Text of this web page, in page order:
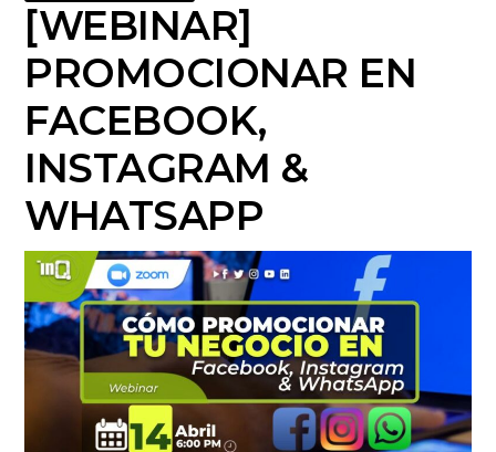
[WEBINAR]
PROMOCIONAR EN
FACEBOOK,
INSTAGRAM &
WHATSAPP